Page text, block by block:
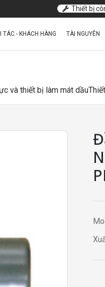
Thiết bị
TÁC - KHÁCH HÀNG TÀI NGUYÊN
và thiết bị làm mát dầu